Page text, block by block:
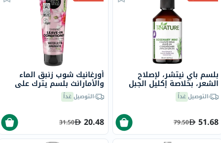
بلسم باي نيتشر، لإصلاح
الشعر، بخلاصة إكليل الجبل
والنعناع، 500 مل
التوصيلغداً
51.68
79.50
أورغانيك شوب زنبق الماء
والأمارانث بلسم يترك على
الشعر للشعر المصبوغ 75 مل
التوصيلغداً
20.48
31.50